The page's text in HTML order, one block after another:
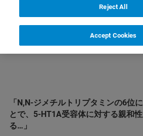
「N,N-ジメチルトリプタミンの6位
とで、5-HT1A受容体に対する親和
る…」
Reject All
Accept Cookies